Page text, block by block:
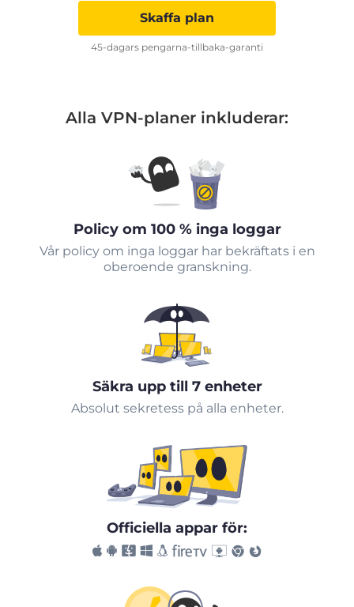
Skaffa plan
45-dagars pengarna-tillbaka-garanti
Alla VPN-planer inkluderar:
Policy om 100 % inga loggar
Vår policy om inga loggar har bekräftats i en
oberoende granskning.
Säkra upp till 7 enheter
Absolut sekretess på alla enheter.
Officiella appar för: